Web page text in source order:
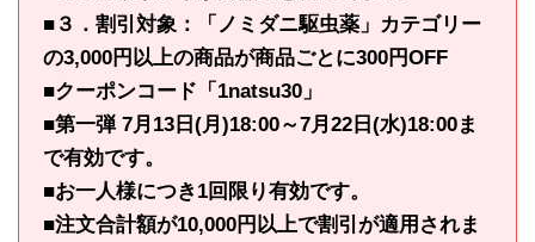
■３．割引対象：「ノミダニ駆虫薬」カテゴリー
の3,000円以上の商品が商品ごとに300円OFF
■クーポンコード「1natsu30」
■第一弾 7月13日(月)18:00～7月22日(水)18:00ま
で有効です。
■お一人様につき1回限り有効です。
■注文合計額が10,000円以上で割引が適用されま